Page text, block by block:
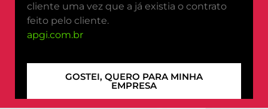
cliente uma vez que a já existia o contrato
feito pelo cliente.
apgi.com.br
GOSTEI, QUERO PARA MINHA
EMPRESA